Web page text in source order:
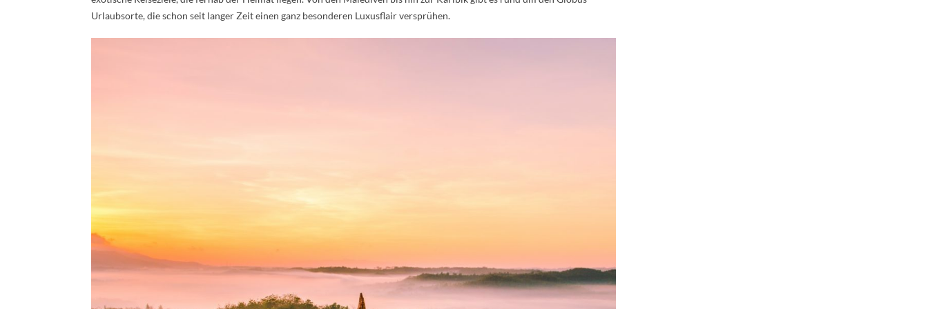
Urlaubsorte, die schon seit langer Zeit einen ganz besonderen Luxusflair versprühen.